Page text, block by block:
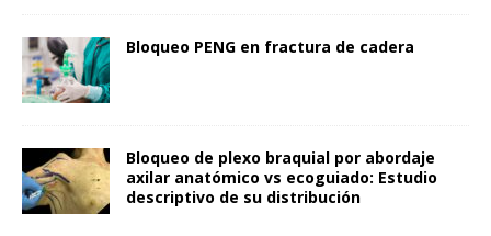
Bloqueo PENG en fractura de cadera
Bloqueo de plexo braquial por abordaje
axilar anatómico vs ecoguiado: Estudio
descriptivo de su distribución